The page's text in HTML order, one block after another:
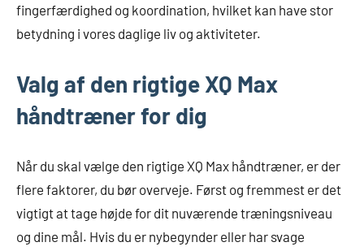
fingerfærdighed og koordination, hvilket kan have stor
betydning i vores daglige liv og aktiviteter.
Valg af den rigtige XQ Max
håndtræner for dig
Når du skal vælge den rigtige XQ Max håndtræner, er der
flere faktorer, du bør overveje. Først og fremmest er det
vigtigt at tage højde for dit nuværende træningsniveau
og dine mål. Hvis du er nybegynder eller har svage